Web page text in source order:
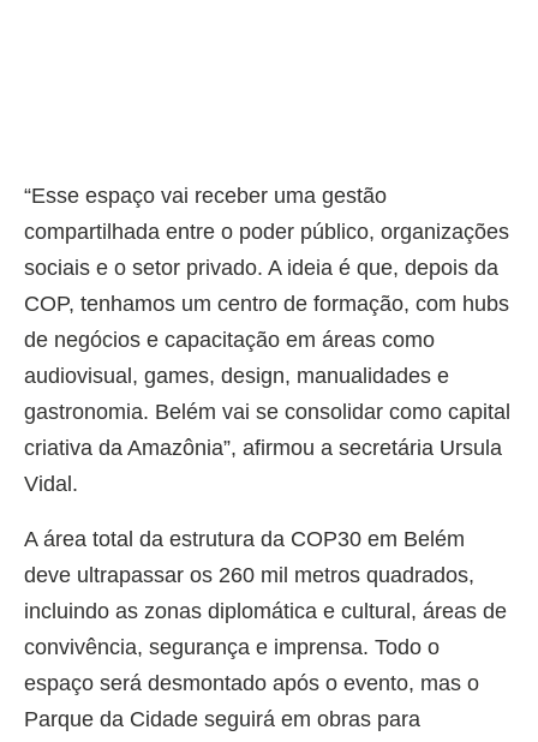
“Esse espaço vai receber uma gestão
compartilhada entre o poder público, organizações
sociais e o setor privado. A ideia é que, depois da
COP, tenhamos um centro de formação, com hubs
de negócios e capacitação em áreas como
audiovisual, games, design, manualidades e
gastronomia. Belém vai se consolidar como capital
criativa da Amazônia”, afirmou a secretária Ursula
Vidal.
A área total da estrutura da COP30 em Belém
deve ultrapassar os 260 mil metros quadrados,
incluindo as zonas diplomática e cultural, áreas de
convivência, segurança e imprensa. Todo o
espaço será desmontado após o evento, mas o
Parque da Cidade seguirá em obras para